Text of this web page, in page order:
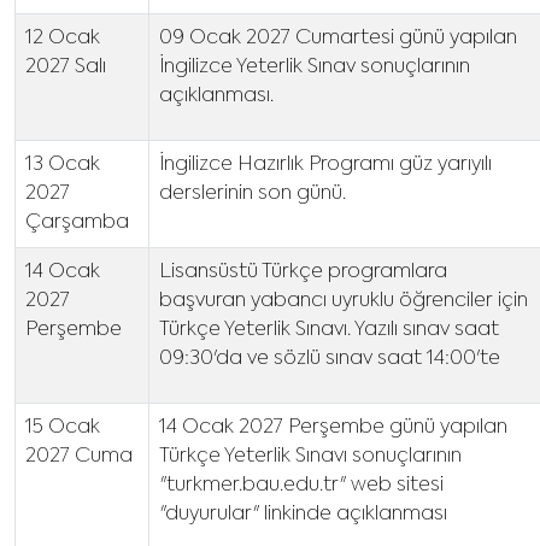
12 Ocak
2027 Salı
09 Ocak 2027 Cumartesi günü yapılan
İngilizce Yeterlik Sınav sonuçlarının
açıklanması.
13 Ocak
2027
Çarşamba
İngilizce Hazırlık Programı güz yarıyılı
derslerinin son günü.
14 Ocak
2027
Perşembe
Lisansüstü Türkçe programlara
başvuran yabancı uyruklu öğrenciler için
Türkçe Yeterlik Sınavı. Yazılı sınav saat
09:30'da ve sözlü sınav saat 14:00'te
15 Ocak
2027 Cuma
14 Ocak 2027 Perşembe günü yapılan
Türkçe Yeterlik Sınavı sonuçlarının
"turkmer.bau.edu.tr" web sitesi
"duyurular" linkinde açıklanması